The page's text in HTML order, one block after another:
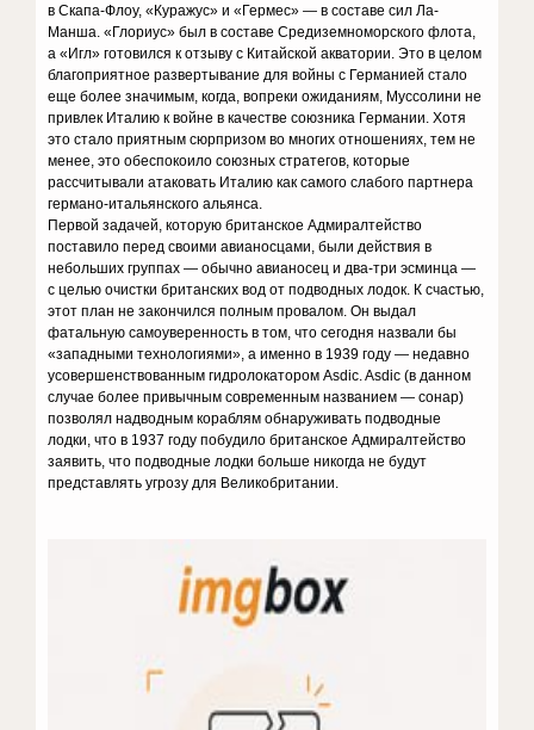
в Скапа-Флоу, «Куражус» и «Гермес» — в составе сил Ла-
Манша. «Глориус» был в составе Средиземноморского флота,
а «Игл» готовился к отзыву с Китайской акватории. Это в целом
благоприятное развертывание для войны с Германией стало
еще более значимым, когда, вопреки ожиданиям, Муссолини не
привлек Италию к войне в качестве союзника Германии. Хотя
это стало приятным сюрпризом во многих отношениях, тем не
менее, это обеспокоило союзных стратегов, которые
рассчитывали атаковать Италию как самого слабого партнера
германо-итальянского альянса.
Первой задачей, которую британское Адмиралтейство
поставило перед своими авианосцами, были действия в
небольших группах — обычно авианосец и два-три эсминца —
с целью очистки британских вод от подводных лодок. К счастью,
этот план не закончился полным провалом. Он выдал
фатальную самоуверенность в том, что сегодня назвали бы
«западными технологиями», а именно в 1939 году — недавно
усовершенствованным гидролокатором Asdic. Asdic (в данном
случае более привычным современным названием — сонар)
позволял надводным кораблям обнаруживать подводные
лодки, что в 1937 году побудило британское Адмиралтейство
заявить, что подводные лодки больше никогда не будут
представлять угрозу для Великобритании.